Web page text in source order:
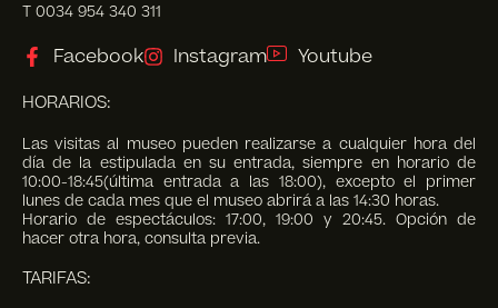
T 0034 954 340 311
Facebook Instagram Youtube
HORARIOS:
Las visitas al museo pueden realizarse a cualquier hora del
día de la estipulada en su entrada, siempre en horario de
10:00-18:45(última entrada a las 18:00), excepto el primer
lunes de cada mes que el museo abrirá a las 14:30 horas.
Horario de espectáculos: 17:00, 19:00 y 20:45. Opción de
hacer otra hora, consulta previa.
TARIFAS: